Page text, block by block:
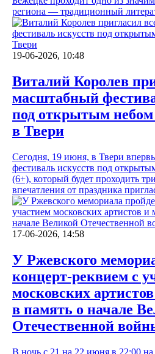
региона — традиционный
19-06-2026, 10:48
Виталий Королев
масштабный
под открытым
в Твери
Сегодня, 19 июня, в Твери
фестиваль искусств под
(6+), который будет проходить
впечатления от праздника
17-06-2026, 14:58
У Ржевского
концерт-реквием с
московских
в память о начале
Отечественной
В ночь с 21 на 22 июня в 22:00